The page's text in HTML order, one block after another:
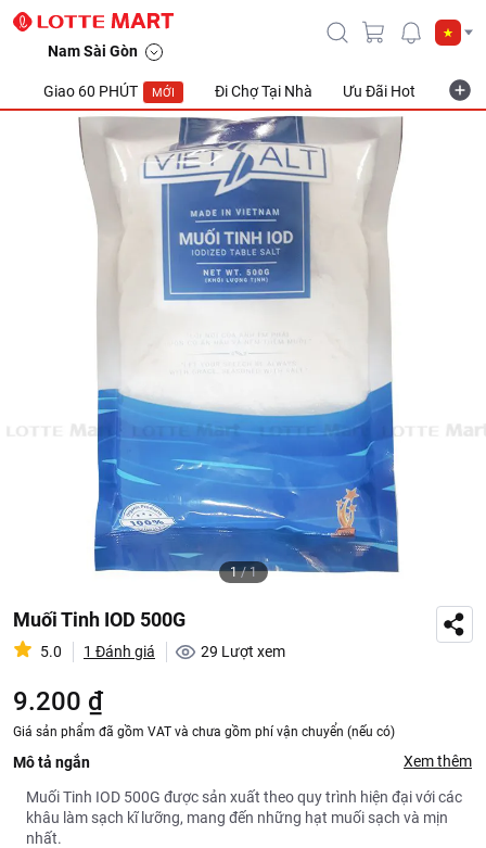
Nam Sài Gòn
Giao 60 PHÚT MỚI Đi Chợ Tại Nhà Ưu Đãi Hot
1/1
Muối Tinh IOD 500G
5.0 1 Đánh giá 29 Lượt xem
9.200 ₫
Giá sản phẩm đã gồm VAT và chưa gồm phí vận chuyển (nếu có)
Mô tả ngắn Xem thêm
Muối Tinh IOD 500G được sản xuất theo quy trình hiện đại với các
khâu làm sạch kĩ lưỡng, mang đến những hạt muối sạch và mịn
nhất.
Muối Tinh IOD 500G